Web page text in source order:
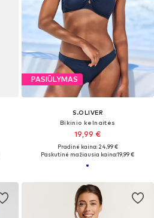
PASIŪLYMAS
S.OLIVER
Bikinio kelnaitės
19,99 €
Pradinė kaina: 24,99 €
Paskutinė mažiausia kaina:19,99 €